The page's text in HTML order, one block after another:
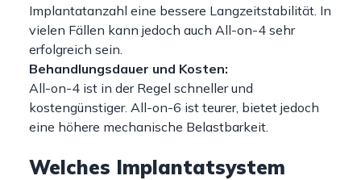
Implantatanzahl eine bessere Langzeitstabilität. In
vielen Fällen kann jedoch auch All-on-4 sehr
erfolgreich sein.
Behandlungsdauer und Kosten:
All-on-4 ist in der Regel schneller und
kostengünstiger. All-on-6 ist teurer, bietet jedoch
eine höhere mechanische Belastbarkeit.
Welches Implantatsystem